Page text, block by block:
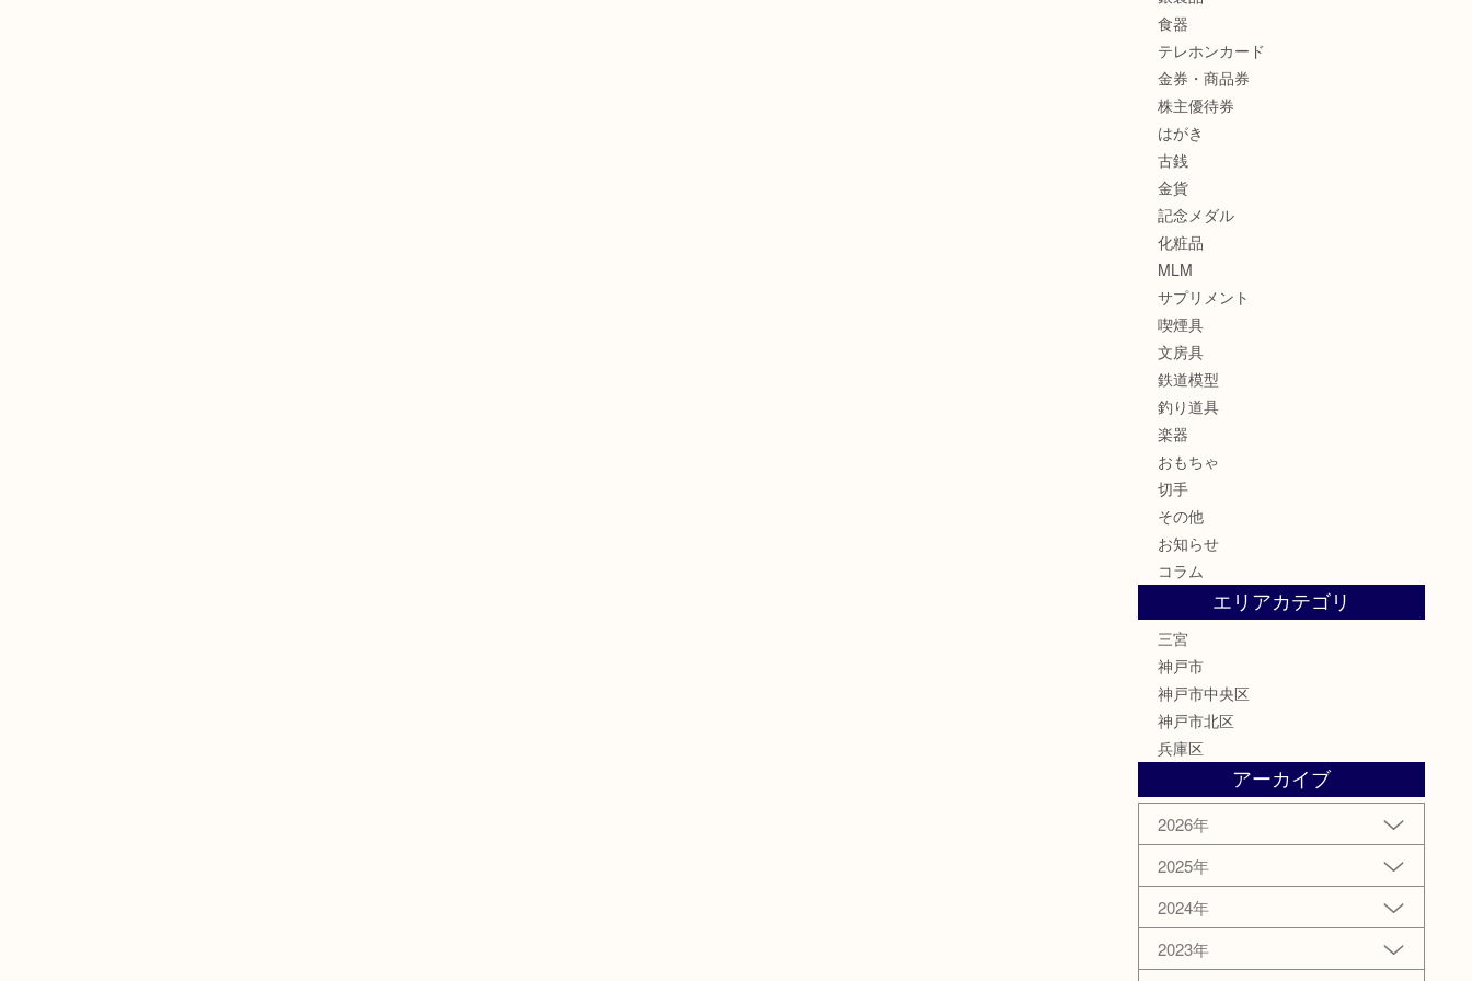
食器
テレホンカード
金券・商品券
株主優待券
はがき
古銭
金貨
記念メダル
化粧品
MLM
サプリメント
喫煙具
文房具
鉄道模型
釣り道具
楽器
おもちゃ
切手
その他
お知らせ
コラム
エリアカテゴリ
三宮
神戸市
神戸市中央区
神戸市北区
兵庫区
アーカイブ
2026年
2025年
2024年
2023年